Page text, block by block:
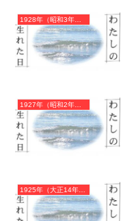
1928年（昭和3年）戊辰（つちのえたつ）・辰年（たつ年）カレンダー（月曜はじまり）
1927年（昭和2年）丁卯（ひのとう）・卯年（うさぎ年）カレンダー（月曜はじまり）
1925年（大正14年）乙丑（きのとうし）・丑年（うし年）カレンダー（月曜はじまり）